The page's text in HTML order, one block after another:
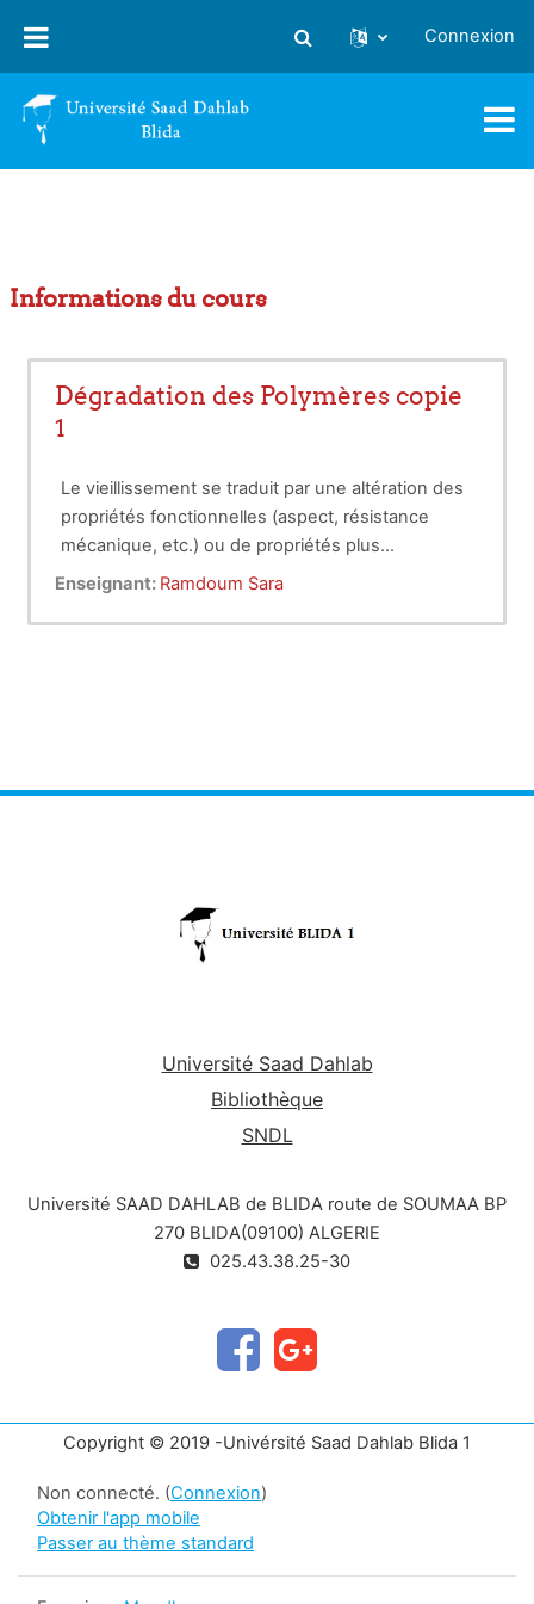
Activer/désactiver la saisie
Connexion
Informations du cours
Dégradation des Polymères copie
1
Le vieillissement se traduit par une altération des
propriétés fonctionnelles (aspect, résistance
mécanique, etc.) ou de propriétés plus
spécifiques liées à une utilisation donnée
liquide, protection contre le feu,…).Les différents
Enseignant: Ramdoum Sara
Université Saad Dahlab
Bibliothèque
SNDL
Université SAAD DAHLAB de BLIDA route de SOUMAA BP
270 BLIDA(09100) ALGERIE
025.43.38.25-30
Copyright © 2019 -Univérsité Saad Dahlab Blida 1
Non connecté. (Connexion)
Obtenir l'app mobile
Passer au thème standard